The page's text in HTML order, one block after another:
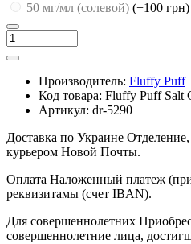
50 мг/мл (солевой) (+100 грн)
Производитель: Fluffy Puff
Код товара: Fluffy Puff Salt
Артикул: dr-5290
Доставка по Украине Отделение,
курьером Новой Почты.
Оплата Наложенный платеж
реквизитамы (счет IBAN).
Для совершеннолетних
совершеннолетние лица,